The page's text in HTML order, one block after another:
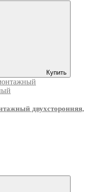
Купить
двухсторонняя,